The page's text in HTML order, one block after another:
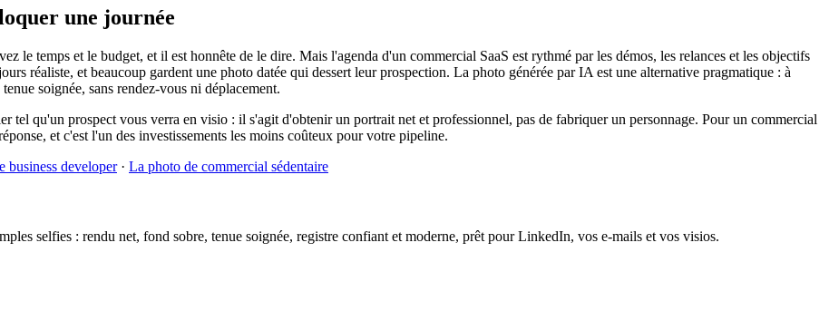
une journée
le temps et le budget, et il est honnête de le dire. Mais l'agenda d'un commercial SaaS est rythmé par les démos, les relances et les objectifs
réaliste, et beaucoup gardent une photo datée qui dessert leur prospection. La photo générée par IA est une alternative pragmatique : à
soignée, sans rendez-vous ni déplacement.
tel qu'un prospect vous verra en visio : il s'agit d'obtenir un portrait net et professionnel, pas de fabriquer un personnage. Pour un commercial
et c'est l'un des investissements les moins coûteux pour votre pipeline.
business developer· La photo de commercial sédentaire
selfies : rendu net, fond sobre, tenue soignée, registre confiant et moderne, prêt pour LinkedIn, vos e-mails et vos visios.